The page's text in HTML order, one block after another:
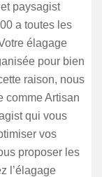
paysagist
a toutes les
élagage
pour bien
raison, nous
comme Artisan
qui vous
vos
proposer les
l’élagage